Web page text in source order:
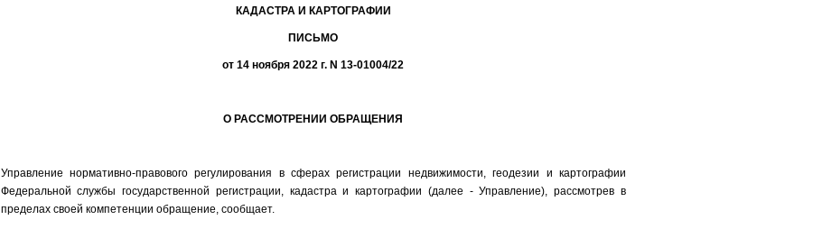
КАДАСТРА И КАРТОГРАФИИ
ПИСЬМО
от 14 ноября 2022 г. N 13-01004/22
О РАССМОТРЕНИИ ОБРАЩЕНИЯ
Управление нормативно-правового регулирования в сферах регистрации недвижимости, геодезии и картографии
Федеральной службы государственной регистрации, кадастра и картографии (далее - Управление), рассмотрев в
пределах своей компетенции обращение, сообщает.